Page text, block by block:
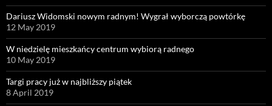
Dariusz Widomski nowym radnym! Wygrał wyborczą powtórkę
12 May 2019
W niedzielę mieszkańcy centrum wybiorą radnego
10 May 2019
Targi pracy już w najbliższy piątek
8 April 2019